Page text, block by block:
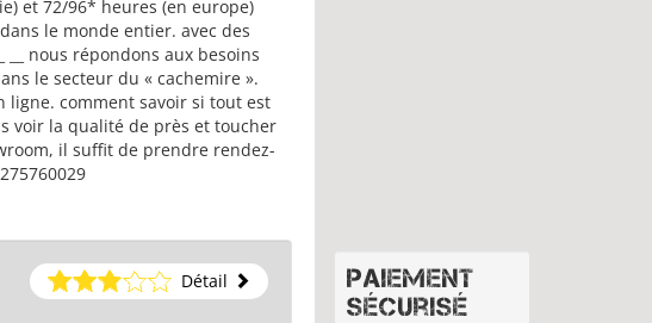
et 72/96* heures (en europe)
le monde entier. avec des
__ nous répondons aux besoins
le secteur du « cachemire ».
ligne. comment savoir si tout est
voir la qualité de près et toucher
il suffit de prendre rendez-
Détail
Paiement
sécurisé